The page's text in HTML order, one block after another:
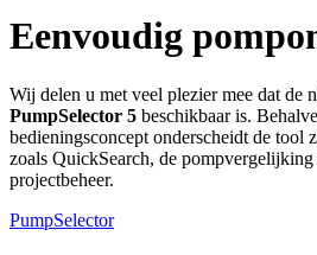
Eenvoudig
Wij delen u met veel plezier mee dat de
PumpSelector 5 beschikbaar is.
bedieningsconcept onderscheidt de tool
zoals QuickSearch, de pompvergelijking
projectbeheer.
PumpSelector